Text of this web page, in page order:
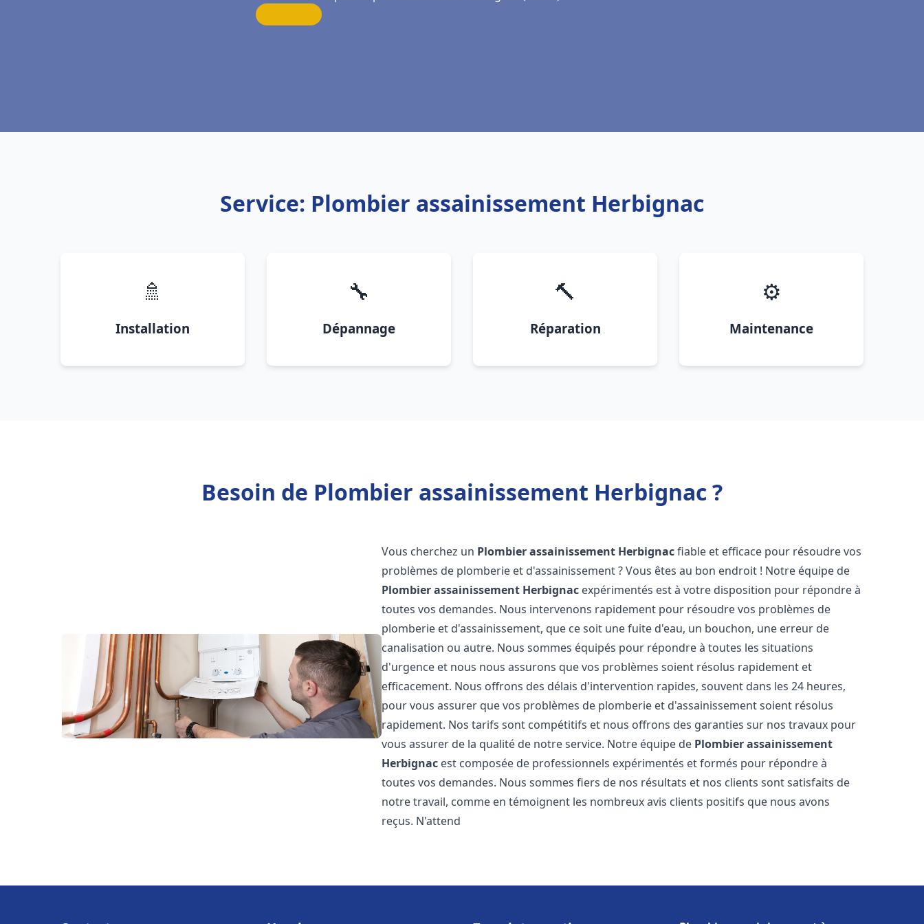
Service: Plombier assainissement Herbignac
🚿
Installation
🔧
Dépannage
🔨
Réparation
⚙️
Maintenance
Besoin de Plombier assainissement Herbignac ?
Vous cherchez un Plombier assainissement Herbignacfiable et efficace pour résoudre vos
problèmes de plomberie et d'assainissement ? Vous êtes au bon endroit ! Notre équipe de
Plombier assainissement Herbignac expérimentés est à votre disposition pour répondre à
toutes vos demandes. Nous intervenons rapidement pour résoudre vos problèmes de
plomberie et d'assainissement, que ce soit une fuite d'eau, un bouchon, une erreur de
canalisation ou autre. Nous sommes équipés pour répondre à toutes les situations
d'urgence et nous nous assurons que vos problèmes soient résolus rapidement et
efficacement. Nous offrons des délais d'intervention rapides, souvent dans les 24 heures,
pour vous assurer que vos problèmes de plomberie et d'assainissement soient résolus
rapidement. Nos tarifs sont compétitifs et nous offrons des garanties sur nos travaux pour
vous assurer de la qualité de notre service. Notre équipe de Plombier assainissement
Herbignac est composée de professionnels expérimentés et formés pour répondre à
toutes vos demandes. Nous sommes fiers de nos résultats et nos clients sont satisfaits de
notre travail, comme en témoignent les nombreux avis clients positifs que nous avons
reçus. N'attend